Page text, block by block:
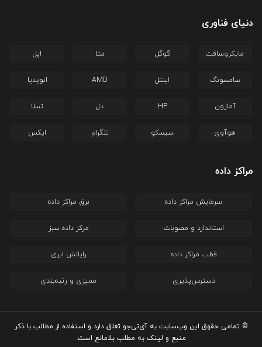
دنیای فناوری
مایکروسافت گوگل متا اپل
سامسونگ اینتل AMD انویدیا
آمازون HP دل تسلا
هوآوی سیسکو تلگرام ایکس
مراکز داده
سرمایش مراکز داده برق مراکز داده
استاندارد و مصوبات مرکز داده سبز
قطب مراکز داده رایانش ابری
دسترس‌پذیری ممیزی و رتبه‌بندی
© تمامی حقوق این وب‌سایت به آی‌تی‌جو تعلق دارد و استفاده از مطالب با ذکر
منبع و لینک به مطلب بلامانع است.